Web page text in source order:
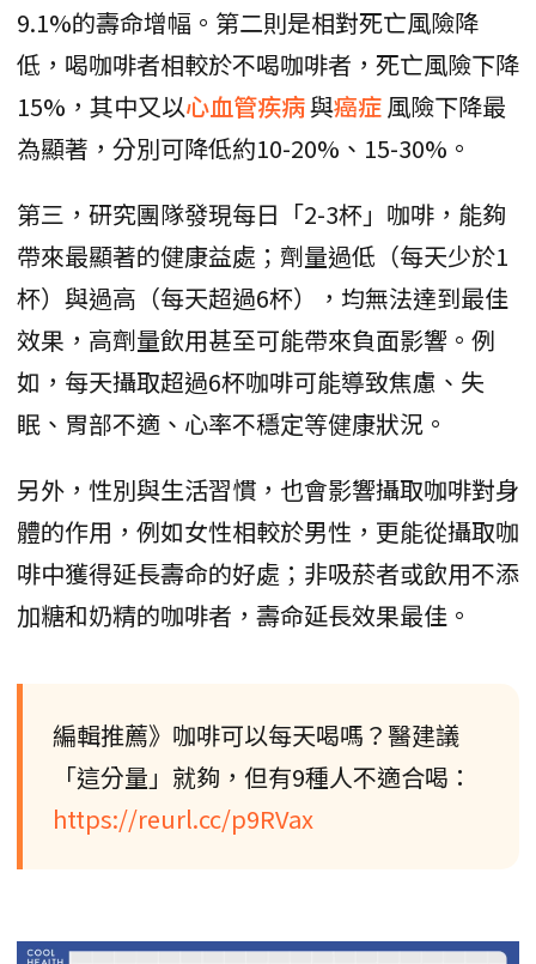
9.1%的壽命增幅。第二則是相對死亡風險降
低，喝咖啡者相較於不喝咖啡者，死亡風險下降
15%，其中又以心血管疾病與癌症風險下降最
為顯著，分別可降低約10-20%、15-30%。
第三，研究團隊發現每日「2-3杯」咖啡，能夠
帶來最顯著的健康益處；劑量過低（每天少於1
杯）與過高（每天超過6杯），均無法達到最佳
效果，高劑量飲用甚至可能帶來負面影響。例
如，每天攝取超過6杯咖啡可能導致焦慮、失
眠、胃部不適、心率不穩定等健康狀況。
另外，性別與生活習慣，也會影響攝取咖啡對身
體的作用，例如女性相較於男性，更能從攝取咖
啡中獲得延長壽命的好處；非吸菸者或飲用不添
加糖和奶精的咖啡者，壽命延長效果最佳。
編輯推薦》咖啡可以每天喝嗎？醫建議
「這分量」就夠，但有9種人不適合喝：
https://reurl.cc/p9RVax